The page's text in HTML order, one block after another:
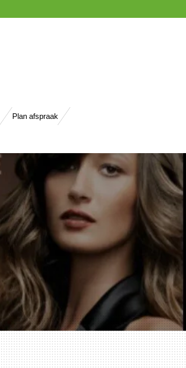
Plan afspraak